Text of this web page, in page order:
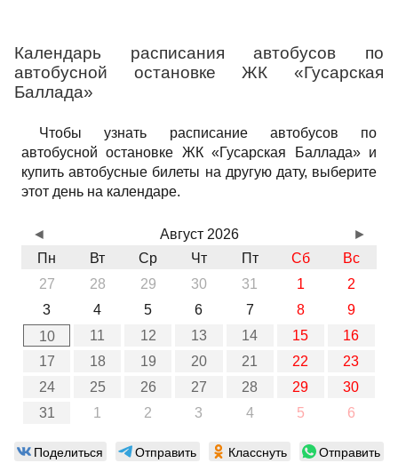
Календарь расписания автобусов по
автобусной остановке ЖК «Гусарская
Баллада»
Чтобы узнать расписание автобусов по
автобусной остановке ЖК «Гусарская Баллада» и
купить автобусные билеты на другую дату, выберите
этот день на календаре.
Август 2026
Пн
Вт Ср Чт Пт Сб
Вс
27
28 29 30 31 1
2
3
4 5 6 7 8
9
10
11 12 13 14 15
16
17
18 19 20 21 22
23
24
25 26 27 28 29
30
31
1 2 3 4 5 6
◄ ►
Поделиться Отправить Класснуть
Отправить